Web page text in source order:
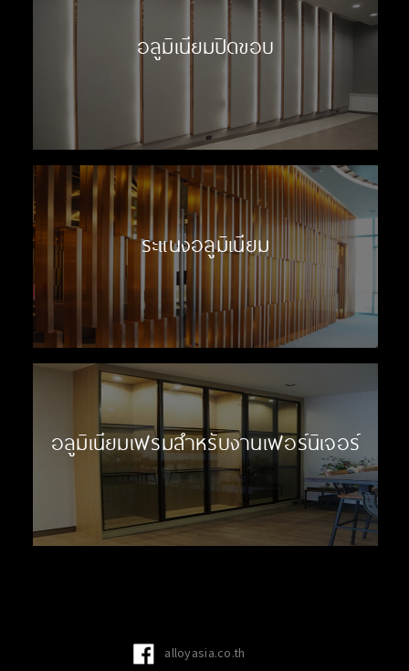
อลูมิเนียมปิดขอบ
ระแนงอลูมิเนียม
อลูมิเนียมเฟรมสำหรับงานเฟอร์นิเจอร์
alloyasia.co.th